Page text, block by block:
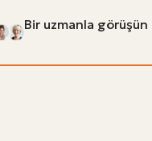
Bir uzmanla görüşün